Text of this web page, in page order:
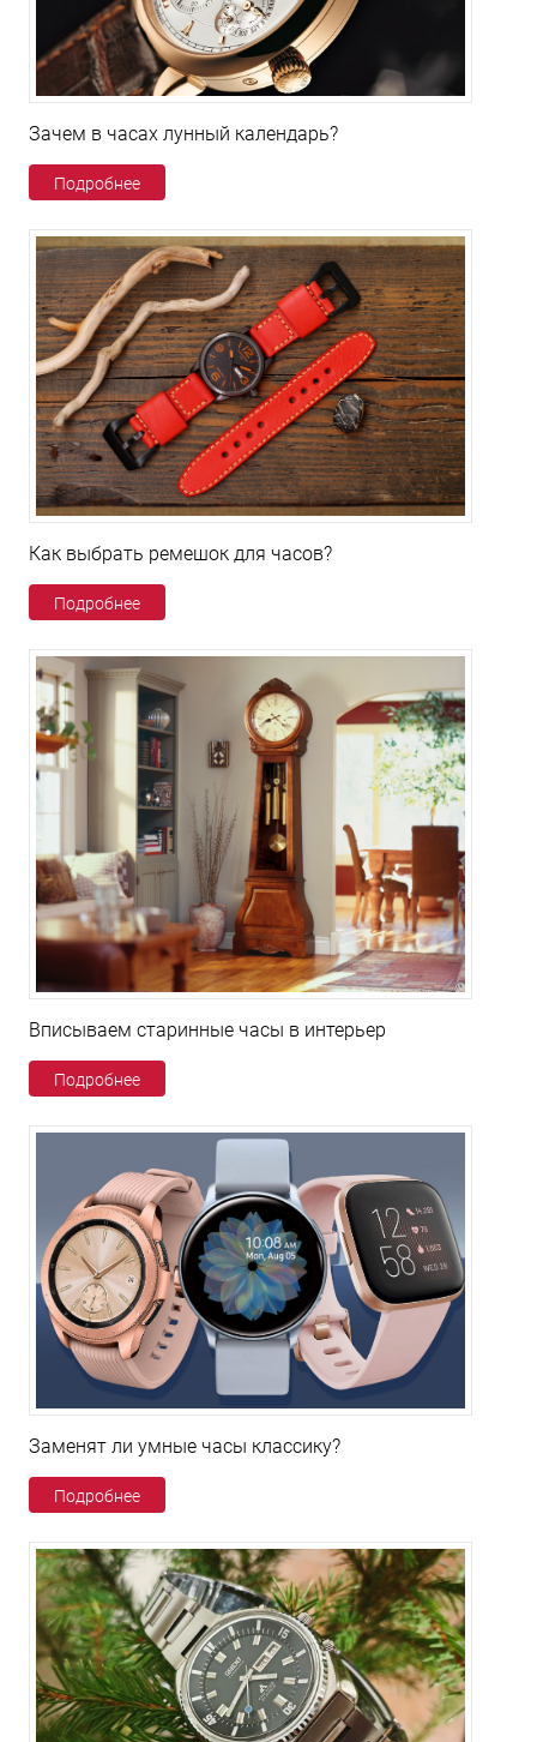
Зачем в часах лунный календарь?
Подробнее
Как выбрать ремешок для часов?
Подробнее
Вписываем старинные часы в интерьер
Подробнее
Заменят ли умные часы классику?
Подробнее